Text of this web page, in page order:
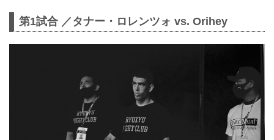
第1試合 ／タナー・ロレンツォ vs. Orihey